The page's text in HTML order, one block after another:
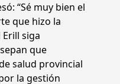
“Sé muy bien el
que hizo la
siga
que
salud provincial
la gestión